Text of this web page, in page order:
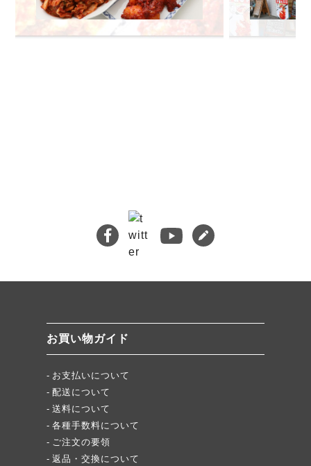
熊本地震義援金について
キムチバイキングはお得です！
牡蠣ジュルカレー、絶品中の絶品!
絶品チャーシュー、おすすめ！
「頂・その先」圧倒的美味！
お買い物ガイド
お支払いについて
配送について
送料について
各種手数料について
ご注文の要領
返品・交換について